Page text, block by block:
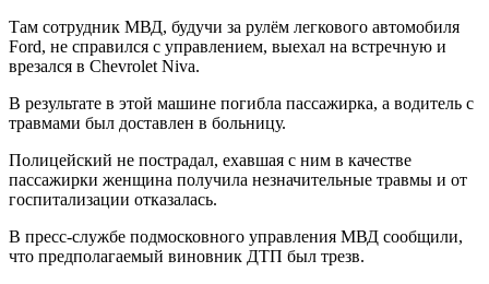
Там сотрудник МВД, будучи за рулём легкового автомобиля
Ford, не справился с управлением, выехал на встречную и
врезался в Chevrolet Niva.
В результате в этой машине погибла пассажирка, а водитель с
травмами был доставлен в больницу.
Полицейский не пострадал, ехавшая с ним в качестве
пассажирки женщина получила незначительные травмы и от
госпитализации отказалась.
В пресс-службе подмосковного управления МВД сообщили,
что предполагаемый виновник ДТП был трезв.